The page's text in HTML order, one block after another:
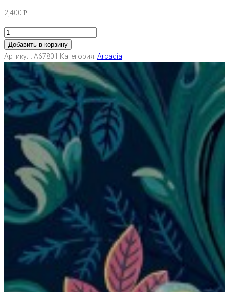
2,400 Р
Добавить в корзину
Артикул: A67801 Категория: Arcadia